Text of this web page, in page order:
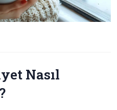
Nasıl